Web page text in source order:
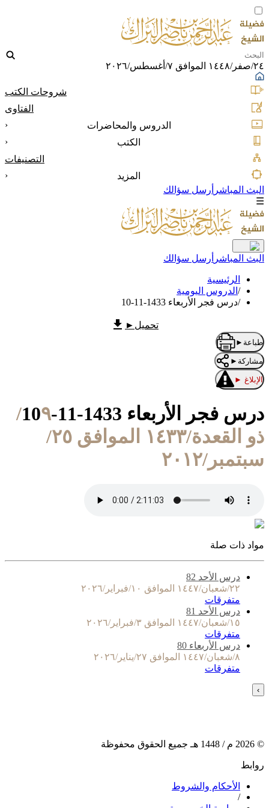
٢٤/صفر/١٤٤٨ الموافق ٧/أغسطس/٢٠٢٦
شروحات الكتب
الفتاوى
الدروس والمحاضرات
‹
الكتب
‹
التصنيفات
المزيد
‹
البث المباشر أرسل سؤالك
☰
البث المباشر أرسل سؤالك
الرئيسية
/ الدروس اليومية
/درس فجر الأربعاء 1433-11-10
تحميل ►
طباعة ►
مشاركة ►
الإبلاغ ►
درس فجر الأربعاء 1433-11-10
٩/
ذو القعدة/١٤٣٣ الموافق ٢٥/
سبتمبر/٢٠١٢
مواد ذات صلة
درس الأحد 82
٢٢/شعبان/١٤٤٧ الموافق ١٠/فبراير/٢٠٢٦
متفرقات
درس الأحد 81
١٥/شعبان/١٤٤٧ الموافق ٣/فبراير/٢٠٢٦
متفرقات
درس الأربعاء 80
٨/شعبان/١٤٤٧ الموافق ٢٧/يناير/٢٠٢٦
متفرقات
›
©
2026 م / 1448 هـ جميع الحقوق محفوظة
روابط
الأحكام والشروط
/